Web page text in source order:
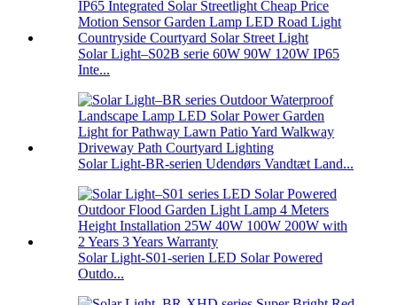
Solar Light–S02B serie 60W 90W 120W IP65
Inte...
Solar Light-BR-serien Udendørs Vandtæt Land...
Solar Light-S01-serien LED Solar Powered
Outdo...